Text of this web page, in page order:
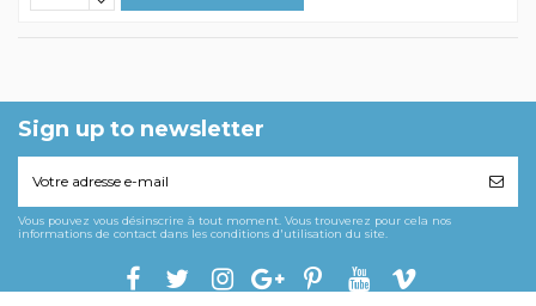
Sign up to newsletter
Vous pouvez vous désinscrire à tout moment. Vous trouverez pour cela nos
informations de contact dans les conditions d'utilisation du site.